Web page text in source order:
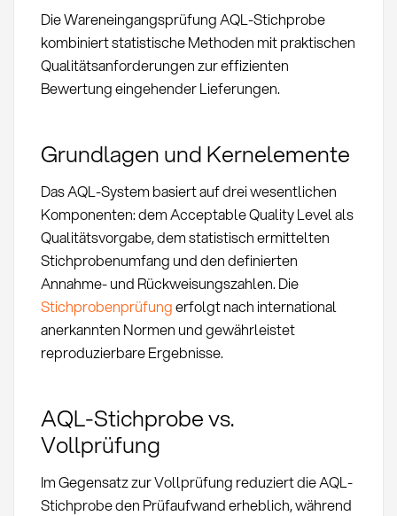
Die Wareneingangsprüfung AQL-Stichprobe
kombiniert statistische Methoden mit praktischen
Qualitätsanforderungen zur effizienten
Bewertung eingehender Lieferungen.
Grundlagen und Kernelemente
Das AQL-System basiert auf drei wesentlichen
Komponenten: dem Acceptable Quality Level als
Qualitätsvorgabe, dem statistisch ermittelten
Stichprobenumfang und den definierten
Annahme- und Rückweisungszahlen. Die
Stichprobenprüfungerfolgt nach international
anerkannten Normen und gewährleistet
reproduzierbare Ergebnisse.
AQL-Stichprobe vs.
Vollprüfung
Im Gegensatz zur Vollprüfung reduziert die AQL-
Stichprobe den Prüfaufwand erheblich, während